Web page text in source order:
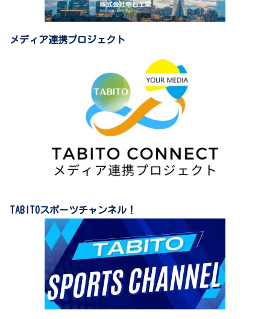
メディア連携プロジェクト
TABITOスポーツチャンネル！